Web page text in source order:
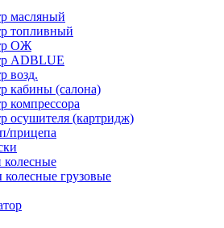
масляный
топливный
ОЖ
ADBLUE
возд.
кабины (салона)
компрессора
осушителя (картридж)
прицепа
колесные
грузовые